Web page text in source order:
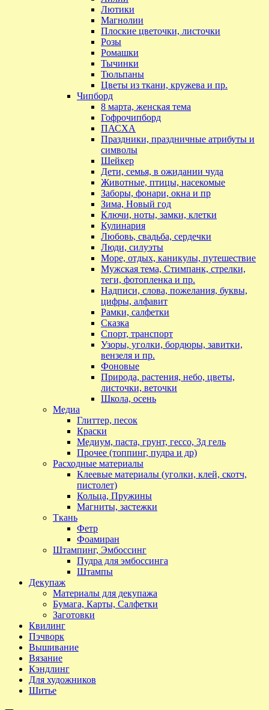
Лютики
Магнолии
Плоские цветочки, листочки
Розы
Ромашки
Тычинки
Тюльпаны
Цветы из ткани, кружева и пр.
Чипборд
8 марта, женская тема
Гофрочипборд
ПАСХА
Праздники, праздничные атрибуты и
символы
Шейкер
Дети, семья, в ожидании чуда
Животные, птицы, насекомые
Заборы, фонари, окна и пр
Зима, Новый год
Ключи, ноты, замки, клетки
Кулинария
Любовь, свадьба, сердечки
Люди, силуэты
Море, отдых, каникулы, путешествие
Мужская тема, Стимпанк, стрелки,
теги, фотопленка и пр.
Надписи, слова, пожелания, буквы,
цифры, алфавит
Рамки, салфетки
Сказка
Спорт, транспорт
Узоры, уголки, бордюры, завитки,
вензеля и пр.
Фоновые
Природа, растения, небо, цветы,
листочки, веточки
Школа, осень
Медиа
Глиттер, песок
Краски
Медиум, паста, грунт, гессо, 3д гель
Прочее (топпинг, пудра и др)
Расходные материалы
Клеевые материалы (уголки, клей, скотч,
пистолет)
Кольца, Пружины
Магниты, застежки
Ткань
Фетр
Фоамиран
Штампинг, Эмбоссинг
Пудра для эмбоссинга
Штампы
Декупаж
Материалы для декупажа
Бумага, Карты, Салфетки
Заготовки
Квилинг
Пэчворк
Вышивание
Вязание
Кэндлинг
Для художников
Шитье